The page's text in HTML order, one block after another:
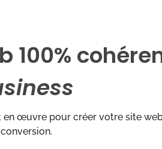
100%
œuvre pour créer votre site